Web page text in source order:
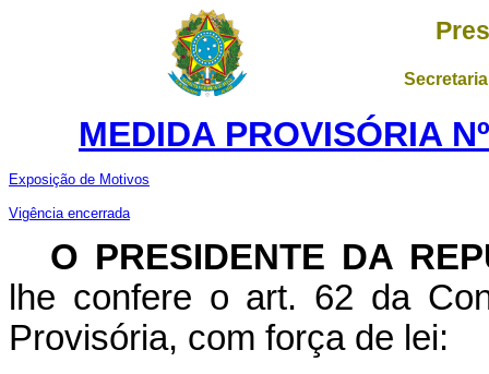
MEDIDA PROVISÓRIA
Exposição de Motivos
Vigência encerrada
O PRESIDENTE DA
lhe confere o art. 62 da
Provisória, com força de lei: